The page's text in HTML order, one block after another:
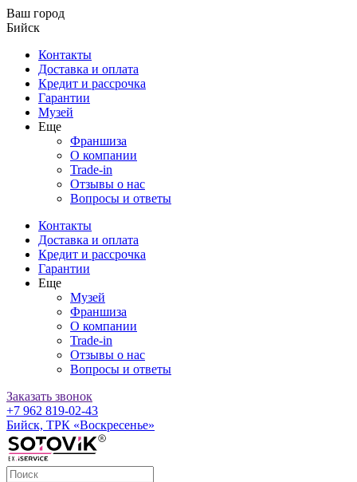
Ваш город
Бийск
Контакты
Доставка и оплата
Кредит и рассрочка
Гарантии
Музей
Еще
Франшиза
О компании
Trade-in
Отзывы о нас
Вопросы и ответы
Контакты
Доставка и оплата
Кредит и рассрочка
Гарантии
Еще
Музей
Франшиза
О компании
Trade-in
Отзывы о нас
Вопросы и ответы
Заказать звонок
+7 962 819-02-43
Бийск, ТРК «Воскресенье»